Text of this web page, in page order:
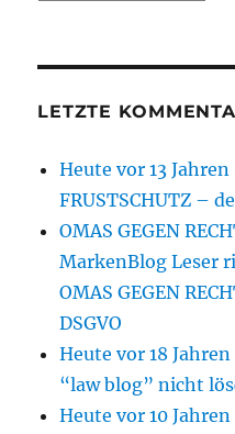
LETZTE
Heute vor 13
FRUSTSCHUTZ –
OMAS GEGEN
MarkenBlog Leser
OMAS GEGEN
DSGVO
Heute vor 18
“law blog” nicht
Heute vor 10